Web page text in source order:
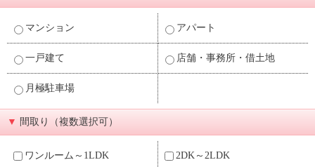
マンション アパート
一戸建て 店舗・事務所・借土地
月極駐車場
▼ 間取り（複数選択可）
ワンルーム～1LDK 2DK～2LDK